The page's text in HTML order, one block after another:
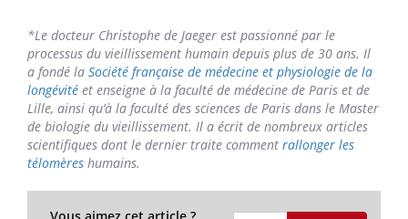
Heureusement, il n’y a pas d’âge butoir pour commencer
à prendre soin de son physique et de son mental.
« Même
à 50 ou 70 ans, la prise de conscience aura des effets »,
promet le médecin. Et puis, pour bien vieillir, c’est quand
même plus réaliste de miser sur son propre capital santé
plutôt que surdes milliardaires en quête d’immortalité
qui investissent dans l'élixir de jouvence ou la
cryogénisation – auxquels le commun des mortels
n’aurait pas droit de toute façon.
une impasse, le corps humain est déjà une machine qui offre
infiniment plus de possibilités que la technique. »